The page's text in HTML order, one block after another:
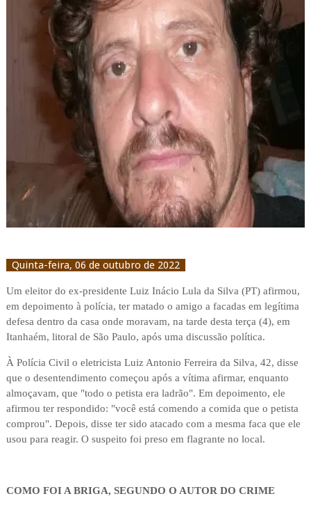
Quinta-feira, 06 de outubro de 2022
Um eleitor do ex-presidente Luiz Inácio Lula da Silva (PT) afirmou,
em depoimento à polícia, ter matado o amigo a facadas em legítima
defesa dentro da casa onde moravam, na tarde desta terça (4), em
Itanhaém, litoral de São Paulo, após uma discussão política.
À Polícia Civil o eletricista Luiz Antonio Ferreira da Silva, 42, disse
que o desentendimento começou após a vítima afirmar, enquanto
almoçavam, que "todo o petista era ladrão". Em depoimento, ele
afirmou ter respondido: "você está comendo a comida que o petista
comprou". Depois, disse ter sido atacado com a mesma faca que ele
usou para reagir. O suspeito foi preso em flagrante no local.
COMO FOI A BRIGA, SEGUNDO O AUTOR DO CRIME